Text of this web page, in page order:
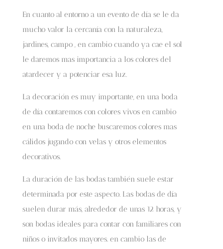
En cuanto al entorno a un evento de día se le da
mucho valor la cercanía con la naturaleza,
jardines, campo , en cambio cuando ya cae el sol
le daremos mas importancia a los colores del
atardecer y a potenciar esa luz.
La decoración es muy importante, en una boda
de día contaremos con colores vivos en cambio
en una boda de noche buscaremos colores mas
cálidos jugando con velas y otros elementos
decorativos.
La duración de las bodas también suele estar
determinada por este aspecto. Las bodas de día
suelen durar más, alrededor de unas 12 horas, y
son bodas ideales para contar con familiares con
niños o invitados mayores. en cambio las de